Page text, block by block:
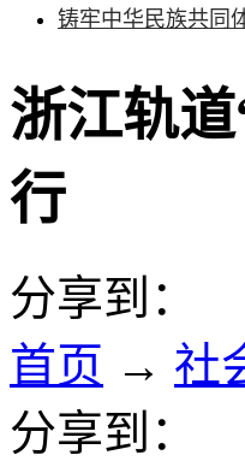
铸牢中华民族共同
浙江轨
行
分享到：
首页 → 社
分享到：